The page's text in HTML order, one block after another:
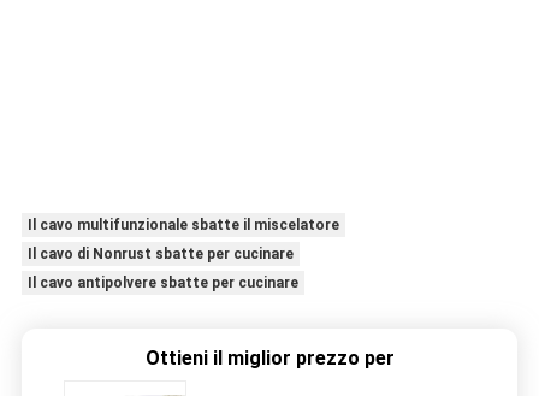
Il cavo multifunzionale sbatte il miscelatore
Il cavo di Nonrust sbatte per cucinare
Il cavo antipolvere sbatte per cucinare
Ottieni il miglior prezzo per